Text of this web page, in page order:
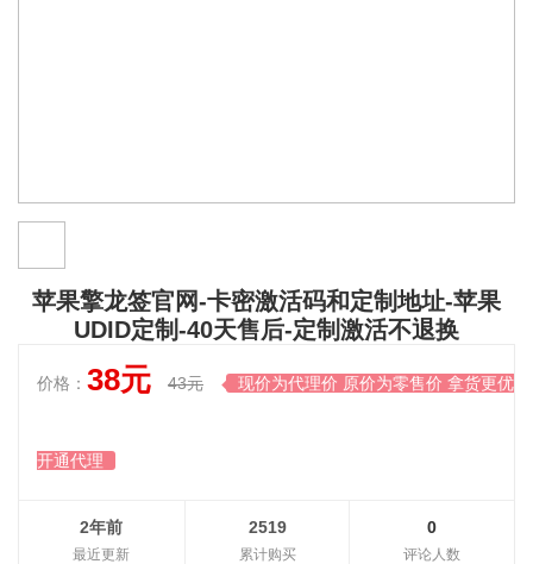
苹果擎龙签官网-卡密激活码和定制地址-苹果
UDID定制-40天售后-定制激活不退换
价格： 38元 43元  现价为代理价 原价为零售价 拿货更优惠
开通代理
0
评论人数
2519
累计购买
2年前
最近更新